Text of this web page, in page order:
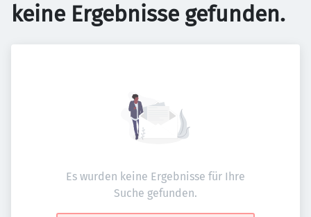
keine Ergebnisse gefunden.
Es wurden keine Ergebnisse für Ihre
Suche gefunden.